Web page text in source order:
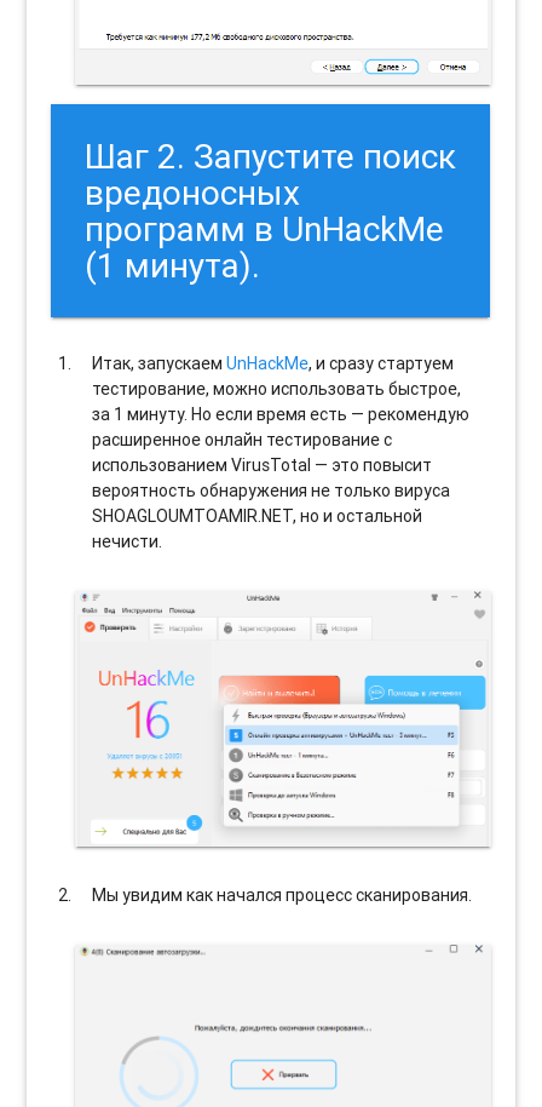
Шаг 2. Запустите поиск
вредоносных
программ в UnHackMe
(1 минута).
Итак, запускаемUnHackMe, и сразу стартуем
тестирование, можно использовать быстрое,
за 1 минуту. Но если время есть — рекомендую
расширенное онлайн тестирование с
использованием VirusTotal — это повысит
вероятность обнаружения не только вируса
SHOAGLOUMTOAMIR.NET, но и остальной
нечисти.
Мы увидим как начался процесс сканирования.